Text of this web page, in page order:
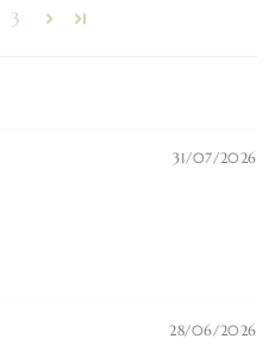
3
31/07/2026
28/06/2026